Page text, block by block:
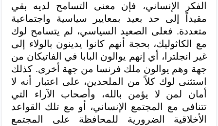
الفكر الإنساني، فإن معنى التسامح لديه بقي
مقيداً إلى حد بعيد بمعايير سياسية واجتماعية
متعددة. فعلى الصعيد السياسي، لم يتسامح لوك
مع الكاثوليك، بحجة أنهم كانوا يدينون بالولاء إلى
غير انجلترا، أي إنهم يوالون البابا في الفاتيكان من
جهة وهم يوالون ملك فرنسا من جهة أخرى. كذلك
استثنى لوك كلاً من الملحدين، على اعتبار أنه لا
أمان لمن لا يؤمن بالله، وأصحاب الآراء التي
تتنافى مع المجتمع الإنساني، أو مع تلك القواعد
الأخلاقية الضرورية للمحافظة على المجتمع